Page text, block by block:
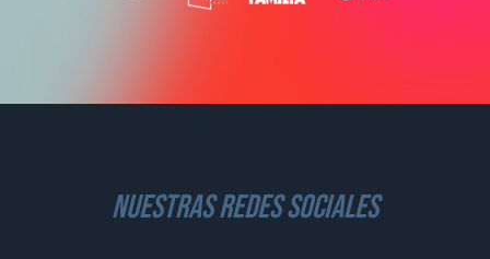
nuestras redes sociales